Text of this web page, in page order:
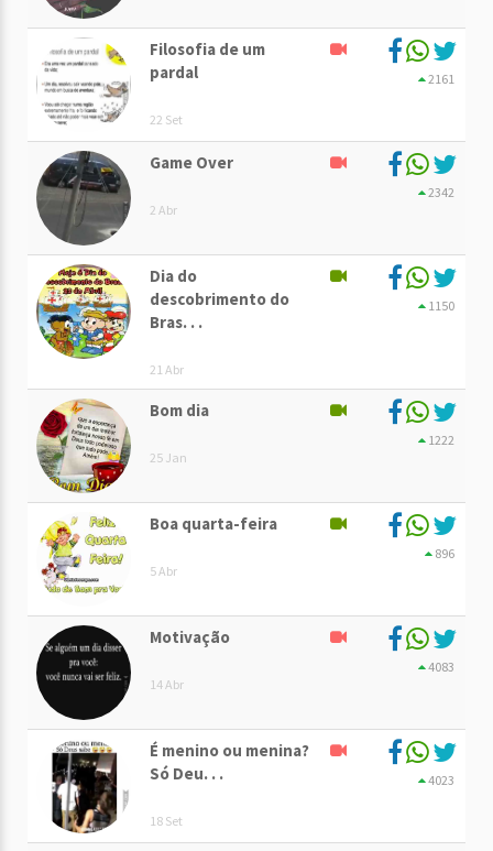
Filosofia de um
pardal
22 Set
2161
Game Over
2 Abr
2342
Dia do
descobrimento do
Bras. . .
21 Abr
1150
Bom dia
25 Jan
1222
Boa quarta-feira
5 Abr
896
Motivação
14 Abr
4083
É menino ou menina?
Só Deu. . .
18 Set
4023